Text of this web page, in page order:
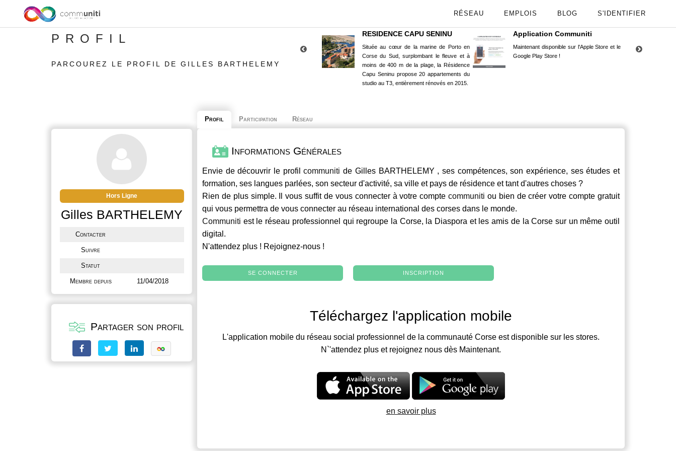
RÉSEAU EMPLOIS BLOG S'IDENTIFIER
PROFIL
PARCOUREZ LE PROFIL DE GILLES BARTHELEMY
RESIDENCE CAPU SENINU
Située au cœur de la marine de Porto en
Corse du Sud, surplombant le fleuve et à
moins de 400 m de la plage, la Résidence
Capu Seninu propose 20 appartements du
studio au T3, entièrement rénovés en 2015.
Application Communiti
Maintenant disponible sur l'Apple Store et le
Google Play Store !
Hors Ligne
Gilles BARTHELEMY
Contacter
Suivre
Statut
Membre depuis 11/04/2018
Partager son profil
Profil Participation Réseau
Informations Générales
Envie de découvrir le profilcommuniti de Gilles BARTHELEMY , ses compétences, son expérience, ses études et
formation, ses langues parlées, son secteur d'activité, sa ville et pays de résidence et tant d'autres choses ?
Rien de plus simple. Il vous suffit de vous connecter à votre comptecommuniti ou bien de créer votre compte gratuit
qui vous permettra de vous connecter au réseau international des corses dans le monde.
Communiti est le réseau professionnel qui regroupe la Corse, la Diaspora et les amis de la Corse sur un même outil
digital.
N'attendez plus ! Rejoignez-nous !
SE CONNECTER INSCRIPTION
Téléchargez l'application mobile
L'application mobile du réseau social professionnel de la communauté Corse est disponible sur les stores.
N`'attendez plus et rejoignez nous dès Maintenant.
en savoir plus